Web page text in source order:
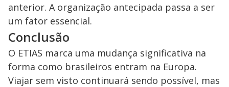
anterior. A organização antecipada passa a ser
um fator essencial.
Conclusão
O ETIAS marca uma mudança significativa na
forma como brasileiros entram na Europa.
Viajar sem visto continuará sendo possível, mas